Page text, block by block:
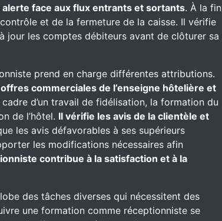
alerte face aux flux entrants et sortants. À la fin
et de la fermeture de la caisse. Il vérifie
jour les comptes débiteurs avant de clôturer sa
prend en charge différentes attributions.
offres commerciales de l’enseigne hôtelière et
cadre d’un travail de fidélisation, la formation du
de l’hôtel. Il vérifie les avis de la clientèle et
les avis défavorables à ses supérieurs
les modifications nécessaires afin
contribue à la satisfaction et à la
des tâches diverses qui nécessitent des
une formation comme réceptionniste se